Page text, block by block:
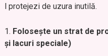
l protejezi de uzura inutilă.
Folosește un strat de
și lacuri speciale)